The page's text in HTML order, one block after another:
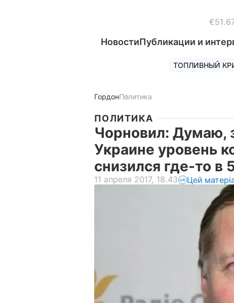
НовостиПубликации и
ТОПЛИВНЫЙ
ГордонПолитика
ПОЛИТИКА
Чорновил: Думаю,
Украине уровень
снизился где-то в
11 апреля 2017, 18.43 Цей